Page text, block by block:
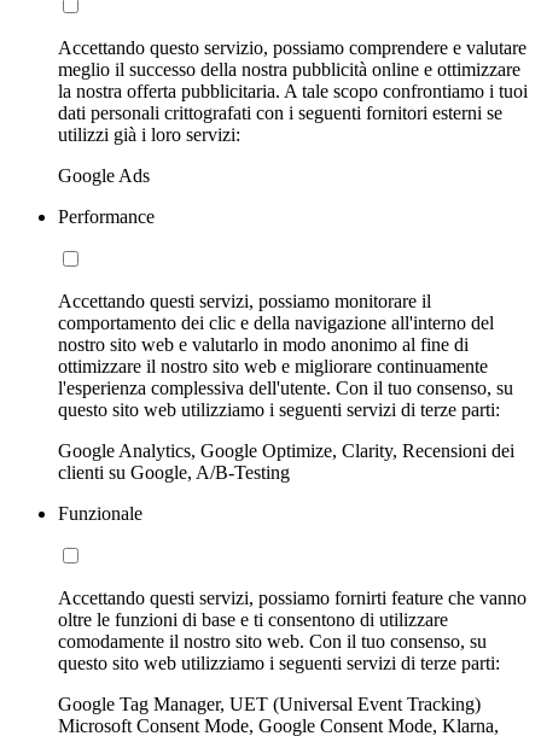
Accettando questo servizio, possiamo comprendere e valutare
meglio il successo della nostra pubblicità online e ottimizzare
la nostra offerta pubblicitaria. A tale scopo confrontiamo i tuoi
dati personali crittografati con i seguenti fornitori esterni se
utilizzi già i loro servizi:
Google Ads
Performance
Accettando questi servizi, possiamo monitorare il
comportamento dei clic e della navigazione all'interno del
nostro sito web e valutarlo in modo anonimo al fine di
ottimizzare il nostro sito web e migliorare continuamente
l'esperienza complessiva dell'utente. Con il tuo consenso, su
questo sito web utilizziamo i seguenti servizi di terze parti:
Google Analytics, Google Optimize, Clarity, Recensioni dei
clienti su Google, A/B-Testing
Funzionale
Accettando questi servizi, possiamo fornirti feature che vanno
oltre le funzioni di base e ti consentono di utilizzare
comodamente il nostro sito web. Con il tuo consenso, su
questo sito web utilizziamo i seguenti servizi di terze parti:
Google Tag Manager, UET (Universal Event Tracking)
Microsoft Consent Mode, Google Consent Mode, Klarna,